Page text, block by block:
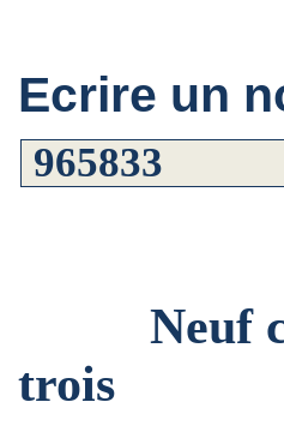
Ecrire un
Neuf
trois